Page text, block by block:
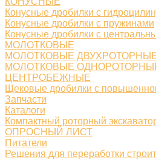
Конусные дробилки с
Конусные дробилки с пружинами
Конусные дробилки с
МОЛОТКОВЫЕ
МОЛОТКОВЫЕ
МОЛОТКОВЫЕ
ЦЕНТРОБЕЖНЫЕ
Щековые дробилки с
Запчасти
Каталоги
Компактный роторный
ОПРОСНЫЙ ЛИСТ
Питатели
Решения для переработки